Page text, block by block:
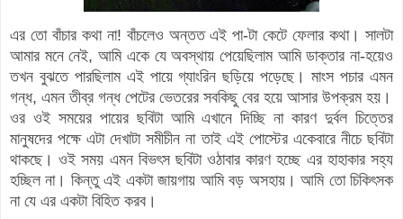
এর তো বাঁচার কথা না! বাঁচলেও অন্তত এই পা-টা কেটে ফেলার কথা। সালটা
আমার মনে নেই, আমি একে যে অবস্থায় পেয়েছিলাম আমি ডাক্তার না-হয়েও
তখন বুঝতে পারছিলাম এই পায়ে গ্যাংরিন ছড়িয়ে পড়েছে। মাংস পচার এমন
গন্ধ, এমন তীব্র গন্ধ পেটের ভেতরের সবকিছু বের হয়ে আসার উপক্রম হয়।
ওর ওই সময়ের পায়ের ছবিটা আমি এখানে দিচ্ছি না কারণ দুর্বল চিত্তের
মানুষদের পক্ষে এটা দেখাটা সমীচীন না তাই এই পোস্টের একেবারে নীচে ছবিটা
থাকছে। ওই সময় এমন বিভৎস ছবিটা ওঠাবার কারণ হচ্ছে এর হাহাকার সহ্য
হচ্ছিল না। কিন্তু এই একটা জায়গায় আমি বড় অসহায়। আমি তো চিকিৎসক
না যে এর একটা বিহিত করব।